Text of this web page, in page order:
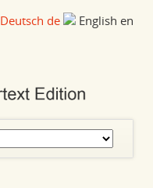
Deutsch de English en